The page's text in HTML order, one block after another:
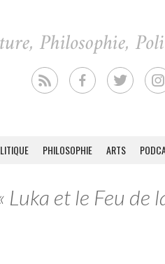
PHILOSOPHIE ARTS
et le Feu de